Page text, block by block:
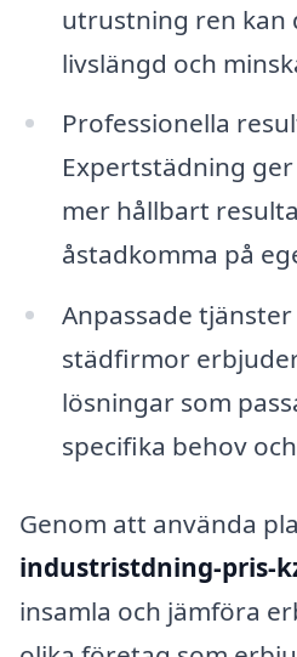
utrustning ren kan
livslängd och
Professionella
Expertstädning
mer hållbart
åstadkomma på
Anpassade tjänster
städfirmor
lösningar som
specifika behov
Genom att använda
industristdning-pris-
insamla och jämföra